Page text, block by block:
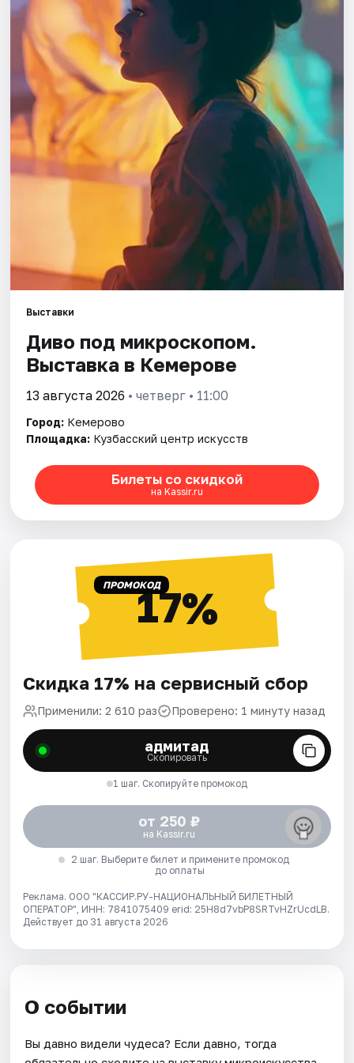
Города
Площадки
Артисты
Рейтинги
Выставки
Диво под микроскопом.
Выставка в Кемерове
13 августа 2026 • четверг • 11:00
Город: Кемерово
Площадка: Кузбасский центр искусств
Билеты со скидкой
на Kassir.ru
ПРОМОКОД17%
Скидка 17% на сервисный сбор
Применили: 2 610 раз Проверено: 1 минуту назад
адмитад
Скопировать
1 шаг. Скопируйте промокод
от 250 ₽
на Kassir.ru
2 шаг. Выберите билет и примените промокод
до оплаты
Реклама. ООО "КАССИР.РУ-НАЦИОНАЛЬНЫЙ БИЛЕТНЫЙ
ОПЕРАТОР", ИНН: 7841075409 erid: 25H8d7vbP8SRTvHZrUcdLB.
Действует до 31 августа 2026
О событии
Вы давно видели чудеса? Если давно, тогда